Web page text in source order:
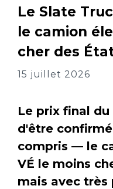
Le Slate
le camion
cher des
15 juillet 2026
Le prix final
d'être
compris — le
VÉ le moins
mais avec très